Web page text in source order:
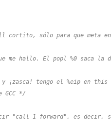
cortito, sólo para que meta
hallo. El popl %0 saca la
tengo el %eip en
*/
"call 1 forward", es decir,